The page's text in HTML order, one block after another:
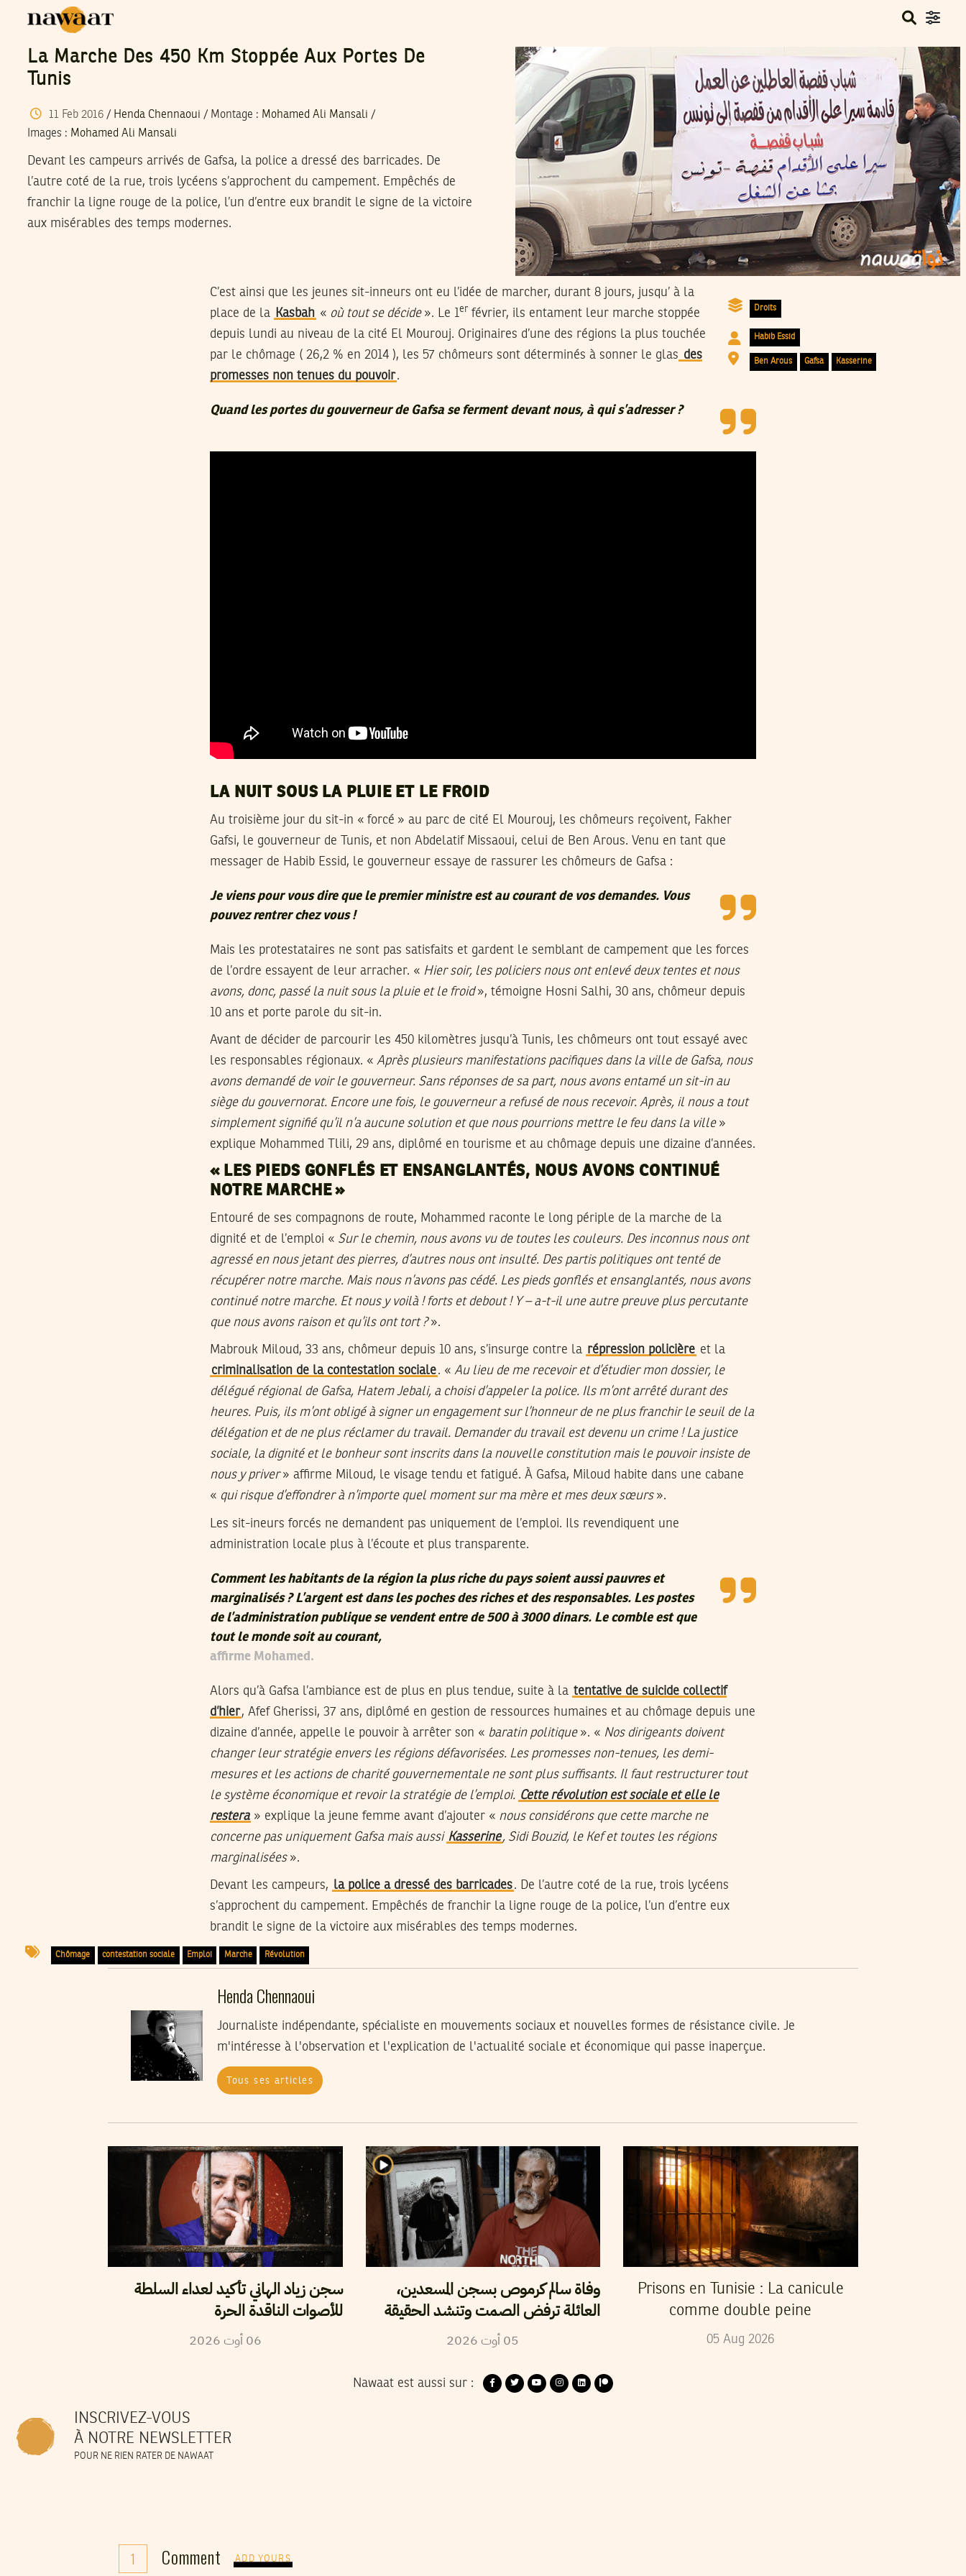
La Marche Des 450 Km Stoppée Aux Portes De
Tunis
11 Feb 2016/ Henda Chennaoui / Montage : Mohamed Ali Mansali /
Images : Mohamed Ali Mansali
Devant les campeurs arrivés de Gafsa, la police a dressé des barricades. De
l’autre coté de la rue, trois lycéens s’approchent du campement. Empêchés de
franchir la ligne rouge de la police, l’un d’entre eux brandit le signe de la victoire
aux misérables des temps modernes.
Droits
Habib Essid
Ben Arous Gafsa Kasserine
C’est ainsi que les jeunes sit-inneurs ont eu l’idée de marcher, durant 8 jours, jusqu’ à la
place de la Kasbah « où tout se décide». Le 1er février, ils entament leur marche stoppée
depuis lundi au niveau de la cité El Mourouj. Originaires d’une des régions la plus touchée
par le chômage ( 26,2 % en 2014 ), les 57 chômeurs sont déterminés à sonner le glas des
promesses non tenues du pouvoir.
Quand les portes du gouverneur de Gafsa se ferment devant nous, à qui s’adresser ?
LA NUIT SOUS LA PLUIE ET LE FROID
Au troisième jour du sit-in « forcé » au parc de cité El Mourouj, les chômeurs reçoivent, Fakher
Gafsi, le gouverneur de Tunis, et non Abdelatif Missaoui, celui de Ben Arous. Venu en tant que
messager de Habib Essid, le gouverneur essaye de rassurer les chômeurs de Gafsa :
Je viens pour vous dire que le premier ministre est au courant de vos demandes. Vous
pouvez rentrer chez vous !
Mais les protestataires ne sont pas satisfaits et gardent le semblant de campement que les forces
de l’ordre essayent de leur arracher. « Hier soir, les policiers nous ont enlevé deux tentes et nous
avons, donc, passé la nuit sous la pluie et le froid», témoigne Hosni Salhi, 30 ans, chômeur depuis
10 ans et porte parole du sit-in.
Avant de décider de parcourir les 450 kilomètres jusqu’à Tunis, les chômeurs ont tout essayé avec
les responsables régionaux. « Après plusieurs manifestations pacifiques dans la ville de Gafsa, nous
avons demandé de voir le gouverneur. Sans réponses de sa part, nous avons entamé un sit-in au
siège du gouvernorat. Encore une fois, le gouverneur a refusé de nous recevoir. Après, il nous a tout
simplement signifié qu’il n’a aucune solution et que nous pourrions mettre le feu dans la ville»
explique Mohammed Tlili, 29 ans, diplômé en tourisme et au chômage depuis une dizaine d’années.
« LES PIEDS GONFLÉS ET ENSANGLANTÉS, NOUS AVONS CONTINUÉ
NOTRE MARCHE »
Entouré de ses compagnons de route, Mohammed raconte le long périple de la marche de la
dignité et de l’emploi « Sur le chemin, nous avons vu de toutes les couleurs. Des inconnus nous ont
agressé en nous jetant des pierres, d’autres nous ont insulté. Des partis politiques ont tenté de
récupérer notre marche. Mais nous n’avons pas cédé. Les pieds gonflés et ensanglantés, nous avons
continué notre marche. Et nous y voilà ! forts et debout ! Y – a-t-il une autre preuve plus percutante
que nous avons raison et qu’ils ont tort ?».
Mabrouk Miloud, 33 ans, chômeur depuis 10 ans, s’insurge contre la répression policière et la
criminalisation de la contestation sociale. « Au lieu de me recevoir et d’étudier mon dossier, le
délégué régional de Gafsa, Hatem Jebali, a choisi d’appeler la police. Ils m’ont arrêté durant des
heures. Puis, ils m’ont obligé à signer un engagement sur l’honneur de ne plus franchir le seuil de la
délégation et de ne plus réclamer du travail. Demander du travail est devenu un crime ! La justice
sociale, la dignité et le bonheur sont inscrits dans la nouvelle constitution mais le pouvoir insiste de
nous y priver» affirme Miloud, le visage tendu et fatigué. À Gafsa, Miloud habite dans une cabane
« qui risque d’effondrer à n’importe quel moment sur ma mère et mes deux sœurs».
Les sit-ineurs forcés ne demandent pas uniquement de l’emploi. Ils revendiquent une
administration locale plus à l’écoute et plus transparente.
Comment les habitants de la région la plus riche du pays soient aussi pauvres et
marginalisés ? L’argent est dans les poches des riches et des responsables. Les postes
de l’administration publique se vendent entre de 500 à 3000 dinars. Le comble est que
tout le monde soit au courant,
affirme Mohamed.
Alors qu’à Gafsa l’ambiance est de plus en plus tendue, suite à la tentative de suicide collectif
d’hier, Afef Gherissi, 37 ans, diplômé en gestion de ressources humaines et au chômage depuis une
dizaine d’année, appelle le pouvoir à arrêter son « baratin politique». « Nos dirigeants doivent
changer leur stratégie envers les régions défavorisées. Les promesses non-tenues, les demi-
mesures et les actions de charité gouvernementale ne sont plus suffisants. Il faut restructurer tout
le système économique et revoir la stratégie de l’emploi. Cette révolution est sociale et elle le
restera » explique la jeune femme avant d’ajouter « nous considérons que cette marche ne
concerne pas uniquement Gafsa mais aussi Kasserine, Sidi Bouzid, le Kef et toutes les régions
marginalisées».
Devant les campeurs, la police a dressé des barricades. De l’autre coté de la rue, trois lycéens
s’approchent du campement. Empêchés de franchir la ligne rouge de la police, l’un d’entre eux
brandit le signe de la victoire aux misérables des temps modernes.
Chômage contestation sociale Emploi Marche Révolution
Henda Chennaoui
Journaliste indépendante, spécialiste en mouvements sociaux et nouvelles formes de résistance civile. Je
m'intéresse à l'observation et l'explication de l'actualité sociale et économique qui passe inaperçue.
Tous ses articles
سجن زياد الهاني تأكيد لعداء السلطة
للأصوات الناقدة الحرة
06أوت2026
وفاة سالم كرموص بسجن المسعدين،
العائلة ترفض الصمت وتنشد الحقيقة
05أوت 2026
Prisons en Tunisie : La canicule
comme double peine
05 Aug 2026
Nawaat est aussi sur :
INSCRIVEZ-VOUS
À NOTRE NEWSLETTER
POUR NE RIEN RATER DE NAWAAT
1 Comment ADD YOURS